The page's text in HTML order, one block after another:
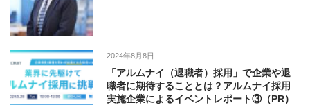
2024年8月8日
「アルムナイ（退職者）採用」で企業や退
職者に期待することとは？アルムナイ採用
実施企業によるイベントレポート③（PR）